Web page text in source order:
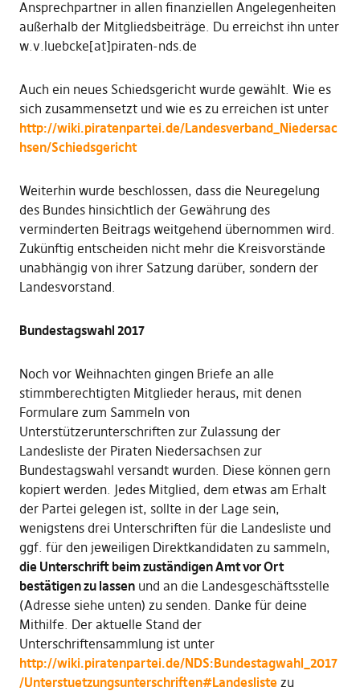
Ansprechpartner in allen finanziellen Angelegenheiten
außerhalb der Mitgliedsbeiträge. Du erreichst ihn unter
w.v.luebcke[at]piraten-nds.de
Auch ein neues Schiedsgericht wurde gewählt. Wie es
sich zusammensetzt und wie es zu erreichen ist unter
http://wiki.piratenpartei.de/Landesverband_Niedersac
hsen/Schiedsgericht
Weiterhin wurde beschlossen, dass die Neuregelung
des Bundes hinsichtlich der Gewährung des
verminderten Beitrags weitgehend übernommen wird.
Zukünftig entscheiden nicht mehr die Kreisvorstände
unabhängig von ihrer Satzung darüber, sondern der
Landesvorstand.
Bundestagswahl 2017
Noch vor Weihnachten gingen Briefe an alle
stimmberechtigten Mitglieder heraus, mit denen
Formulare zum Sammeln von
Unterstützerunterschriften zur Zulassung der
Landesliste der Piraten Niedersachsen zur
Bundestagswahl versandt wurden. Diese können gern
kopiert werden. Jedes Mitglied, dem etwas am Erhalt
der Partei gelegen ist, sollte in der Lage sein,
wenigstens drei Unterschriften für die Landesliste und
ggf. für den jeweiligen Direktkandidaten zu sammeln,
die Unterschrift beim zuständigen Amt vor Ort
bestätigen zu lassenund an die Landesgeschäftsstelle
(Adresse siehe unten) zu senden. Danke für deine
Mithilfe. Der aktuelle Stand der
Unterschriftensammlung ist unter
http://wiki.piratenpartei.de/NDS:Bundestagwahl_2017
/Unterstuetzungsunterschriften#Landeslistezu